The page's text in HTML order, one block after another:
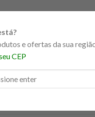
e ofertas da sua
CEP